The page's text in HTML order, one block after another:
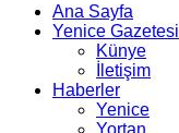
Ana Sayfa
Yenice Gazetesi
Künye
İletişim
Haberler
Yenice
Yortan